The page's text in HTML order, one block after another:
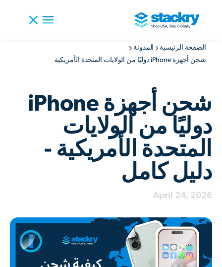
الصفحة الرئيسية
المدونة
شحن أجهزة iPhone دوليًا من الولايات المتحدة الأمريكية
شحن أجهزة iPhone
دوليًا من الولايات
المتحدة الأمريكية -
دليل كامل
April 24, 2026